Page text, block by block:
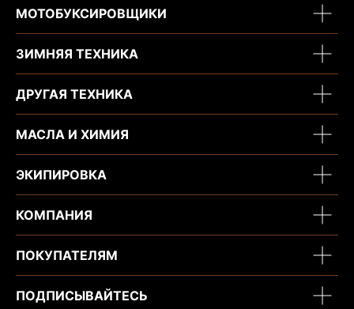
МОТОБУКСИРОВЩИКИ
ЗИМНЯЯ ТЕХНИКА
ДРУГАЯ ТЕХНИКА
МАСЛА И ХИМИЯ
ЭКИПИРОВКА
КОМПАНИЯ
ПОКУПАТЕЛЯМ
ПОДПИСЫВАЙТЕСЬ